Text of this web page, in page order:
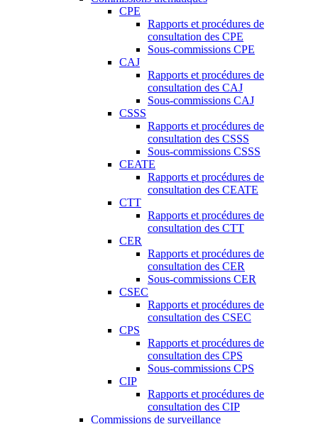
CPE
Rapports et procédures de
consultation des CPE
Sous-commissions CPE
CAJ
Rapports et procédures de
consultation des CAJ
Sous-commissions CAJ
CSSS
Rapports et procédures de
consultation des CSSS
Sous-commissions CSSS
CEATE
Rapports et procédures de
consultation des CEATE
CTT
Rapports et procédures de
consultation des CTT
CER
Rapports et procédures de
consultation des CER
Sous-commissions CER
CSEC
Rapports et procédures de
consultation des CSEC
CPS
Rapports et procédures de
consultation des CPS
Sous-commissions CPS
CIP
Rapports et procédures de
consultation des CIP
Commissions de surveillance